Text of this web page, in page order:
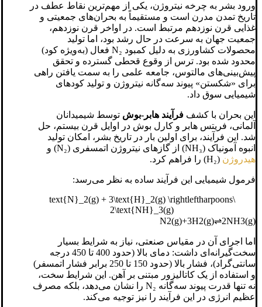
ورود بشر به چرخه نیتروژن، یکی از مهم‌ترین نقاط عطف در
تاریخ تمدن مدرن است و مستقیماً به بحران‌های جمعیتی و
غذایی قرن نوزدهم مرتبط است. در اواخر قرن نوزدهم،
جمعیت جهان به سرعت در حال رشد بود، اما تولید
محصولات کشاورزی به دلیل کمبود N₂ فعال (به‌ویژه کود)
محدود شده بود. ترس از وقوع قحطی گسترده و تحقق
پیش‌بینی‌های مالتوس، جامعه علمی را به سمت یافتن راهی
برای «شکستن» پیوند سه‌گانه نیتروژن و تولید کودهای
شیمیایی سوق داد.
این بحران با کشف فرآیند هابر-بوش توسط شیمیدانان
آلمانی، فریتس هابر و کارل بوش در اوایل قرن بیستم، حل
شد. این فرآیند، برای اولین بار در تاریخ بشر، امکان تولید
انبوه آمونیاک (NH₃) از گازهای نیتروژن اتمسفری (N₂) و
هیدروژن (H₂) را فراهم کرد.
فرمول شیمیایی این فرآیند ساده به نظر می‌رسد:
\text{N}_2(g) + 3\text{H}_2(g) \rightleftharpoons
2\text{NH}_3(g)
N2​(g)+3H2​(g)⇌2NH3​(g)
اما اجرای آن در مقیاس صنعتی، نیاز به شرایط بسیار
سخت‌گیرانه‌ای داشت: دمای بالا (حدود 400 تا 450 درجه
سانتی‌گراد)، فشار بالا (حدود 150 تا 250 برابر فشار اتمسفر)
و استفاده از یک کاتالیزور مبتنی بر آهن. این شرایط سخت،
نه تنها قدرت پیوند سه‌گانه N₂ را نشان می‌دهد، بلکه مصرف
عظیم انرژی در این فرآیند را نیز توجیه می‌کند.